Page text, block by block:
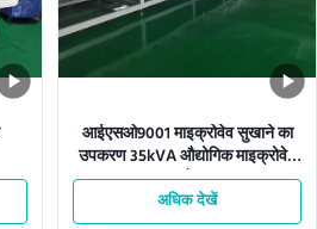
आईएसओ9001 माइक्रोवेव सुखाने का
उपकरण 35kVA औद्योगिक माइक्रोवेव
सुखानेवाला
अधिक देखें